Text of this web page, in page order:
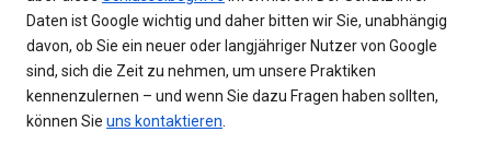
Daten ist Google wichtig und daher bitten wir Sie, unabhängig
davon, ob Sie ein neuer oder langjähriger Nutzer von Google
sind, sich die Zeit zu nehmen, um unsere Praktiken
kennenzulernen – und wenn Sie dazu Fragen haben sollten,
können Sie uns kontaktieren.